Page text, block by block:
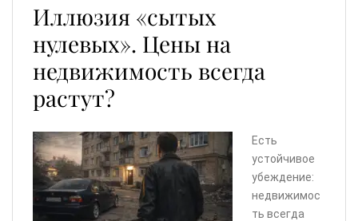
Иллюзия «сытых
нулевых». Цены на
недвижимость всегда
растут?
Есть
устойчивое
убеждение:
недвижимос
ть всегда